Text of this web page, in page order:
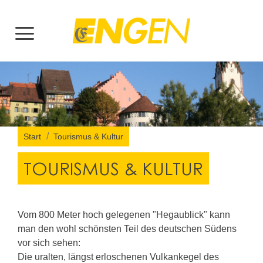
Start Tourismus & Kultur
TOURISMUS & KULTUR
Vom 800 Meter hoch gelegenen "Hegaublick" kann
man den wohl schönsten Teil des deutschen Südens
vor sich sehen:
Die uralten, längst erloschenen Vulkankegel des